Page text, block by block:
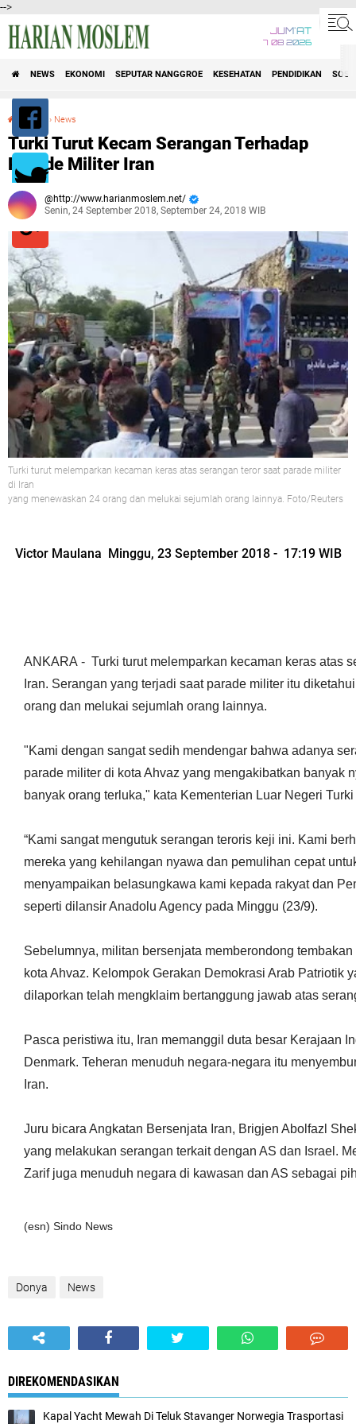
-->
JUM'AT
7 08 2026
NEWS EKONOMI SEPUTAR NANGGROE KESEHATAN PENDIDIKAN
Donya › News
Turki Turut Kecam Serangan Terhadap
Parade Militer Iran
http://www.harianmoslem.net/
Senin, 24 September 2018, September 24, 2018 WIB
Turki turut melemparkan kecaman keras atas serangan teror saat parade militer
di Iran
yang menewaskan 24 orang dan melukai sejumlah orang lainnya. Foto/Reuters
Victor Maulana Minggu, 23 September 2018 - 17:19 WIB
ANKARA - Turki turut melemparkan kecaman keras atas
Iran. Serangan yang terjadi saat parade militer itu
orang dan melukai sejumlah orang lainnya.
"Kami dengan sangat sedih mendengar bahwa adanya
parade militer di kota Ahvaz yang mengakibatkan banyak
banyak orang terluka," kata Kementerian Luar Negeri
“Kami sangat mengutuk serangan teroris keji ini. Kami
mereka yang kehilangan nyawa dan pemulihan cepat
menyampaikan belasungkawa kami kepada rakyat dan
seperti dilansir Anadolu Agency pada Minggu (23/9).
Sebelumnya, militan bersenjata memberondong
kota Ahvaz. Kelompok Gerakan Demokrasi Arab Patriotik
dilaporkan telah mengklaim bertanggung jawab atas
Pasca peristiwa itu, Iran memanggil duta besar Kerajaan
Denmark. Teheran menuduh negara-negara itu
Iran.
Juru bicara Angkatan Bersenjata Iran, Brigjen Abolfazl
yang melakukan serangan terkait dengan AS dan Israel.
Zarif juga menuduh negara di kawasan dan AS sebagai
(esn) Sindo News
Donya News
DIREKOMENDASIKAN
Kapal Yacht Mewah Di Teluk Stavanger Norwegia Trasportasi